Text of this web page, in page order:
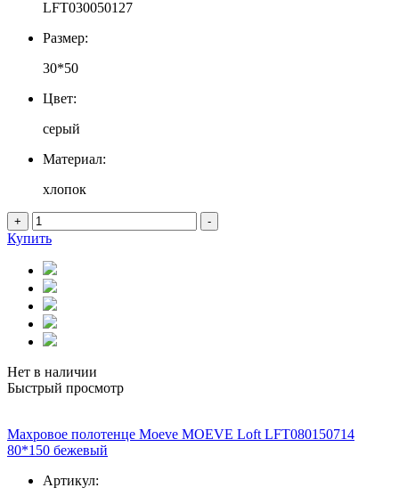
LFT030050127
Размер:
30*50
Цвет:
серый
Материал:
хлопок
+ -
Купить
Нет в наличии
Быстрый просмотр
Махровое полотенце Moeve MOEVE Loft LFT080150714
80*150 бежевый
Артикул: